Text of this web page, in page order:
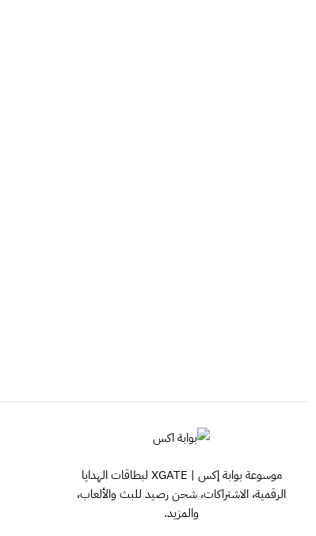
موسوعة بوابة إكس | XGATE لبطاقات الهدايا
الرقمية، الاشتراكات، شحن رصيد للبث والألعاب،
والمزيد.